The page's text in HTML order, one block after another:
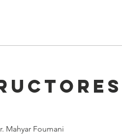
Mahyar Foumani